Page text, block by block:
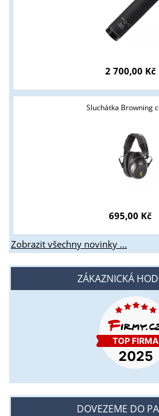
2 700,00 Kč
Sluchátka Browning
695,00 Kč
Zobrazit všechny novinky ...
ZÁKAZNICKÁ
DOVEZEME DO
Tyto stránky jsou určeny pouze
podnikatelům v oblasti zbraně a